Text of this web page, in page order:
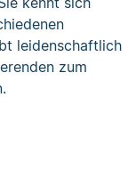
leidenschaftlich
zum